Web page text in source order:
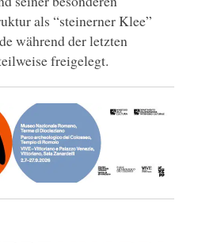
als “steinerner Klee”
während der letzten
freigelegt.